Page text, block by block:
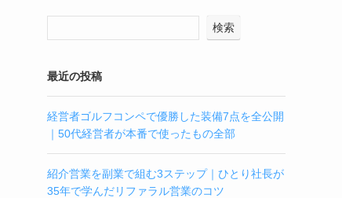
検索
最近の投稿
経営者ゴルフコンペで優勝した装備7点を全公開
｜50代経営者が本番で使ったもの全部
紹介営業を副業で組む3ステップ｜ひとり社長が
35年で学んだリファラル営業のコツ